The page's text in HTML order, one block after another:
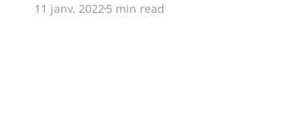
11 janv. 20225 min read